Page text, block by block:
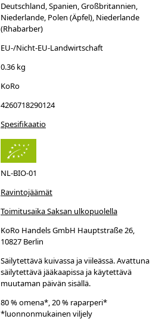
Deutschland, Spanien, Großbritannien,
Niederlande, Polen (Äpfel), Niederlande
(Rhabarber)
EU-/Nicht-EU-Landwirtschaft
0.36 kg
KoRo
4260718290124
Spesifikaatio
NL-BIO-01
Ravintojäämät
Toimitusaika Saksan ulkopuolella
KoRo Handels GmbH Hauptstraße 26,
10827 Berlin
Säilytettävä kuivassa ja viileässä. Avattuna
säilytettävä jääkaapissa ja käytettävä
muutaman päivän sisällä.
80 % omena*, 20 % raparperi*
*luonnonmukainen viljely